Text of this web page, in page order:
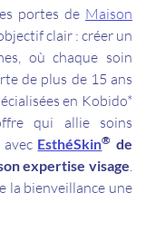
portes de Maison
clair : créer un
où chaque soin
de plus de 15 ans
en Kobido*
qui allie soins
EsthéSkin® de
expertise visage.
la bienveillance une